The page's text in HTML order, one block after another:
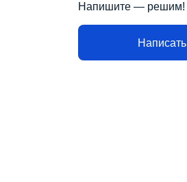
Напишите — решим!
Написать